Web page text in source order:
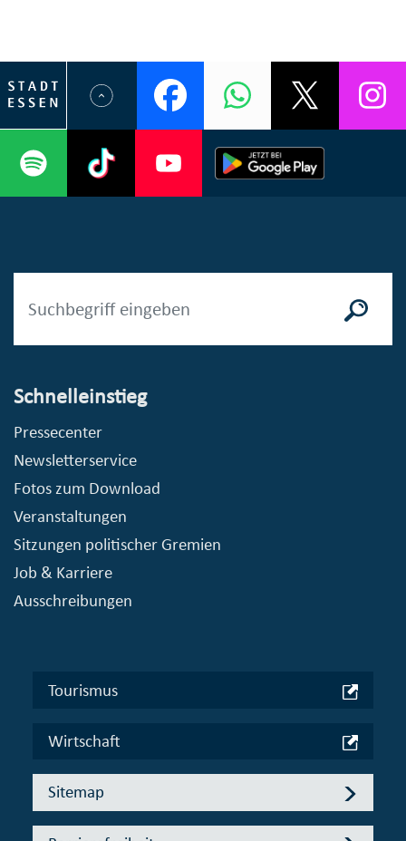
Schnelleinstieg
Pressecenter
Newsletterservice
Fotos zum Download
Veranstaltungen
Sitzungen politischer Gremien
Job & Karriere
Ausschreibungen
Tourismus
Wirtschaft
Sitemap